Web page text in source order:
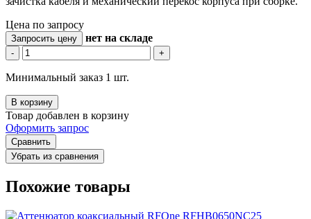
Цена по запросу
Запросить цену нет на складе
- +
Минимальный заказ 1 шт.
В корзину
Товар добавлен в корзину
Оформить запрос
Сравнить
Убрать из сравнения
Похожие товары